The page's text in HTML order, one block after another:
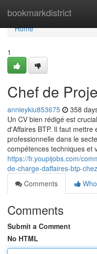
bookmarkdistrict
Home
Home
1
Chef de
annieykiu853675 358
Un CV bien rédigé est
d'Affaires BTP. Il faut
professionnelle dans le
compétences techniques et
https://fr.youpijobs.com/
de-charge-daffaires-btp-
Comments
Comments
Submit a Comment
No HTML